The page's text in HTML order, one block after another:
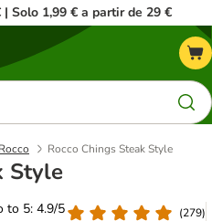
| Solo 1,99 € a partir de 29 €
Rocco Rocco Chings Steak Style
Style
to 5: 4.9/5
(279)